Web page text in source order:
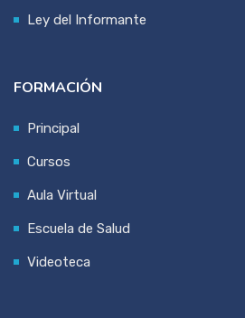
Ley del Informante
FORMACIÓN
Principal
Cursos
Aula Virtual
Escuela de Salud
Videoteca